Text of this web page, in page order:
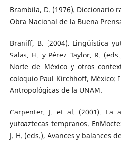
Brambila, D. (1976). Diccionario
Obra Nacional de la Buena
Braniff, B. (2004). Lingüística
Salas, H. y Pérez Taylor, R.
Norte de México y otros
coloquio Paul Kirchhoff, México:
Antropológicas de la UNAM.
Carpenter, J. et al. (2001). La
yutoaztecas tempranos.
J. H. (eds.), Avances y balances